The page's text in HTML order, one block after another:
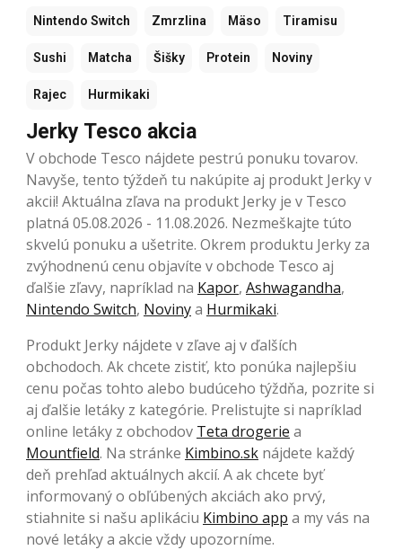
Nintendo Switch Zmrzlina Mäso Tiramisu
Sushi Matcha Šišky Protein Noviny
Rajec Hurmikaki
Jerky Tesco akcia
V obchode Tesco nájdete pestrú ponuku tovarov.
Navyše, tento týždeň tu nakúpite aj produkt Jerky v
akcii! Aktuálna zľava na produkt Jerky je v Tesco
platná 05.08.2026 - 11.08.2026. Nezmeškajte túto
skvelú ponuku a ušetrite. Okrem produktu Jerky za
zvýhodnenú cenu objavíte v obchode Tesco aj
ďalšie zľavy, napríklad na Kapor, Ashwagandha,
Nintendo Switch, Novinya Hurmikaki.
Produkt Jerky nájdete v zľave aj v ďalších
obchodoch. Ak chcete zistiť, kto ponúka najlepšiu
cenu počas tohto alebo budúceho týždňa, pozrite si
aj ďalšie letáky z kategórie. Prelistujte si napríklad
online letáky z obchodov Teta drogerie a
Mountfield. Na stránke Kimbino.sk nájdete každý
deň prehľad aktuálnych akcií. A ak chcete byť
informovaný o obľúbených akciách ako prvý,
stiahnite si našu aplikáciu Kimbino app a my vás na
nové letáky a akcie vždy upozorníme.